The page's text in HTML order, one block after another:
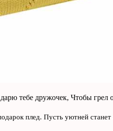
тебе дружочек, Чтобы грел
плед. Пусть уютней